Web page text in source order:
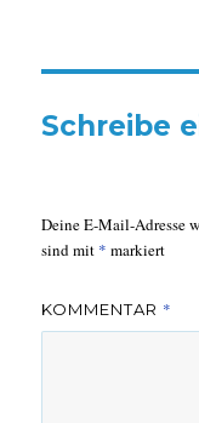
Schreibe
Deine E-Mail-Adresse
sind mit * markiert
KOMMENTAR *